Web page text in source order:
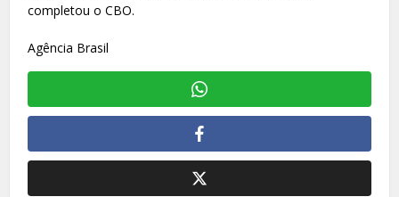
completou o CBO.
Agência Brasil